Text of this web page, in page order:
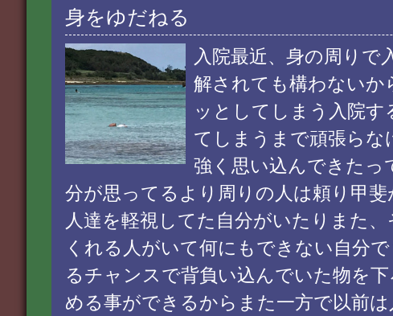
身をゆだねる
入院最近、身の周りで
解されても構わないか
ッとしてしまう入院す
てしまうまで頑張らな
強く思い込んできたっ
分が思ってるより周りの人は頼り甲
人達を軽視してた自分がいたりまた
くれる人がいて何にもできない自分
るチャンスで背負い込んでいた物を
める事ができるからまた一方で以前